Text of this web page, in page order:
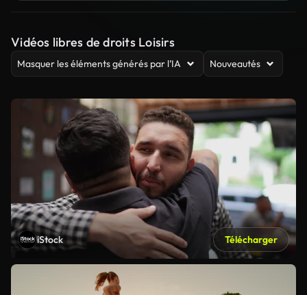
Vidéos libres de droits Loisirs
Masquer les éléments générés par l’IA Nouveautés
iStock Télécharger